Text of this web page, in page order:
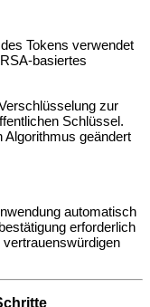
Tokens verwendet
basiertes
zur
Schlüssel.
Algorithmus geändert
automatisch
erforderlich